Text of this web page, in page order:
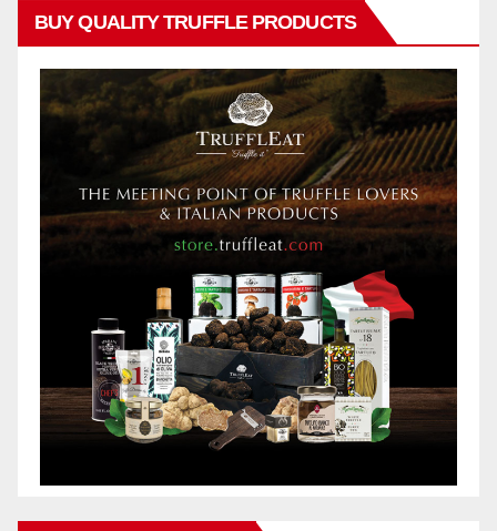
BUY QUALITY TRUFFLE PRODUCTS